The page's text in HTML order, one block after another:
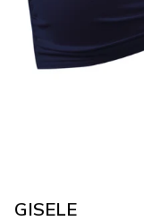
GISELE